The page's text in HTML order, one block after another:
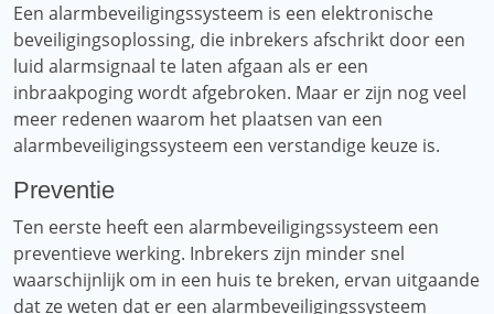
Een alarmbeveiligingssysteem is een elektronische
beveiligingsoplossing, die inbrekers afschrikt door een
luid alarmsignaal te laten afgaan als er een
inbraakpoging wordt afgebroken. Maar er zijn nog veel
meer redenen waarom het plaatsen van een
alarmbeveiligingssysteem een ​​verstandige keuze is.
Preventie
Ten eerste heeft een alarmbeveiligingssysteem een ​​
preventieve werking. Inbrekers zijn minder snel
waarschijnlijk om in een huis te breken, ervan uitgaande
dat ze weten dat er een alarmbeveiligingssysteem